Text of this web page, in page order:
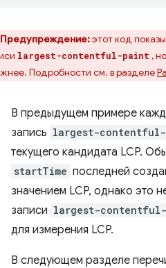
Предупреждение:этот код
largest-contentful-paint ,
Подробности см. в разделе
В предыдущем примере
запись largest-
текущего кандидата LCP.
startTime последней
значением LCP, однако это
записи largest-
для измерения LCP.
В следующем разделе